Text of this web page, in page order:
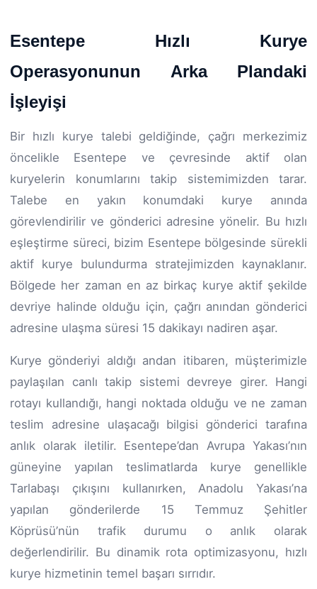
Esentepe Hızlı Kurye
Operasyonunun Arka Plandaki
İşleyişi
Bir hızlı kurye talebi geldiğinde, çağrı merkezimiz
öncelikle Esentepe ve çevresinde aktif olan
kuryelerin konumlarını takip sistemimizden tarar.
Talebe en yakın konumdaki kurye anında
görevlendirilir ve gönderici adresine yönelir. Bu hızlı
eşleştirme süreci, bizim Esentepe bölgesinde sürekli
aktif kurye bulundurma stratejimizden kaynaklanır.
Bölgede her zaman en az birkaç kurye aktif şekilde
devriye halinde olduğu için, çağrı anından gönderici
adresine ulaşma süresi 15 dakikayı nadiren aşar.
Kurye gönderiyi aldığı andan itibaren, müşterimizle
paylaşılan canlı takip sistemi devreye girer. Hangi
rotayı kullandığı, hangi noktada olduğu ve ne zaman
teslim adresine ulaşacağı bilgisi gönderici tarafına
anlık olarak iletilir. Esentepe’dan Avrupa Yakası’nın
güneyine yapılan teslimatlarda kurye genellikle
Tarlabaşı çıkışını kullanırken, Anadolu Yakası’na
yapılan gönderilerde 15 Temmuz Şehitler
Köprüsü’nün trafik durumu o anlık olarak
değerlendirilir. Bu dinamik rota optimizasyonu, hızlı
kurye hizmetinin temel başarı sırrıdır.